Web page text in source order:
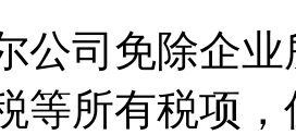
司免除企业
等所有税项